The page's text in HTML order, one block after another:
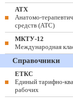
АТХ
Анатомо-
средств (ATC)
МКТУ-12
Международная
Справочники
ЕТКС
Единый тарифно-
рабочих